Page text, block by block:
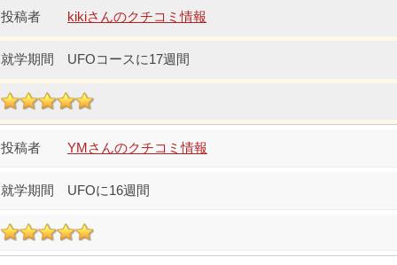
kikiさんのクチコミ情報
UFOコースに17週間
YMさんのクチコミ情報
UFOに16週間